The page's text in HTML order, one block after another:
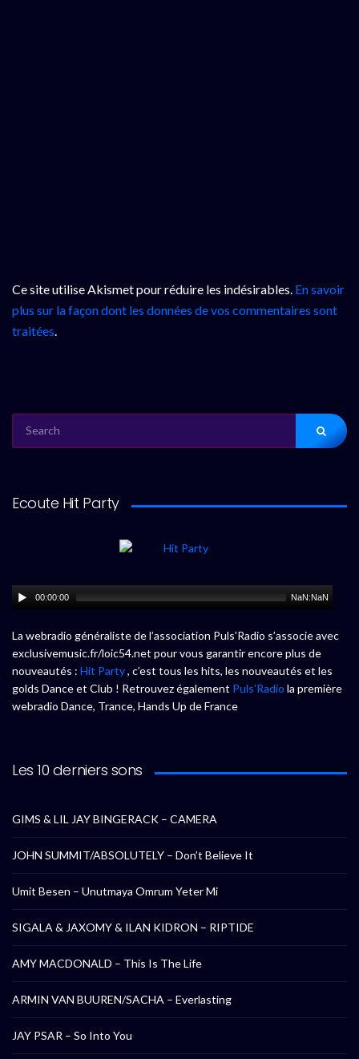
Ce site utilise Akismet pour réduire les indésirables. En savoir
plus sur la façon dont les données de vos commentaires sont
traitées.
FOR:
Ecoute Hit Party
00:00:00 NaN:NaN
La webradio généraliste de l’association Puls’Radio s’associe avec
exclusivemusic.fr/loic54.net pour vous garantir encore plus de
nouveautés : Hit Party, c’est tous les hits, les nouveautés et les
golds Dance et Club ! Retrouvez également Puls’Radio la première
webradio Dance, Trance, Hands Up de France
Les 10 derniers sons
GIMS & LIL JAY BINGERACK – CAMERA
JOHN SUMMIT/ABSOLUTELY – Don’t Believe It
Umit Besen – Unutmaya Omrum Yeter Mi
SIGALA & JAXOMY & ILAN KIDRON – RIPTIDE
AMY MACDONALD – This Is The Life
ARMIN VAN BUUREN/SACHA – Everlasting
JAY PSAR – So Into You